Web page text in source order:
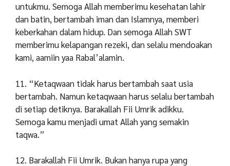
untukmu. Semoga Allah memberimu kesehatan lahir
dan batin, bertambah iman dan Islamnya, memberi
keberkahan dalam hidup. Dan semoga Allah SWT
memberimu kelapangan rezeki, dan selalu mendoakan
kami, aamiin yaa Rabal’alamin.
11. “Ketaqwaan tidak harus bertambah saat usia
bertambah. Namun ketaqwaan harus selalu bertambah
di setiap detiknya. Barakallah Fii Umrik adikku.
Semoga kamu menjadi umat Allah yang semakin
taqwa.”
12. Barakallah Fii Umrik. Bukan hanya rupa yang